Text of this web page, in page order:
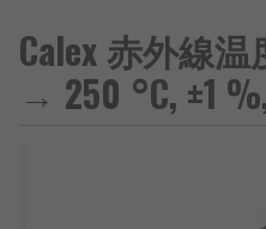
Calex 赤外線
→ 250 °C, ±1